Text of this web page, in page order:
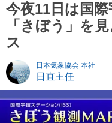
今夜11日は国
「きぼう」を
ス
日本気象協会 本社
日直主任